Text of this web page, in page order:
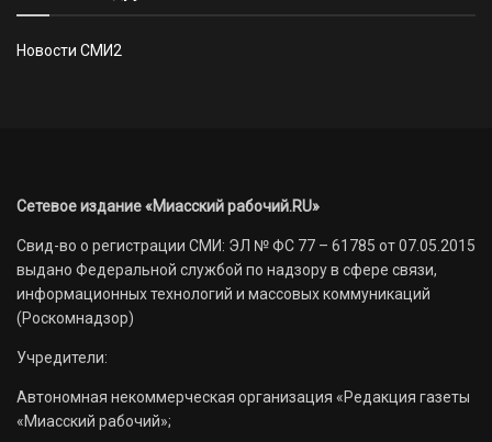
Новости СМИ2
Сетевое издание «Миасский рабочий.RU»
Свид-во о регистрации СМИ: ЭЛ № ФС 77 – 61785 от 07.05.2015
выдано Федеральной службой по надзору в сфере связи,
информационных технологий и массовых коммуникаций
(Роскомнадзор)
Учредители:
Автономная некоммерческая организация «Редакция газеты
«Миасский рабочий»;